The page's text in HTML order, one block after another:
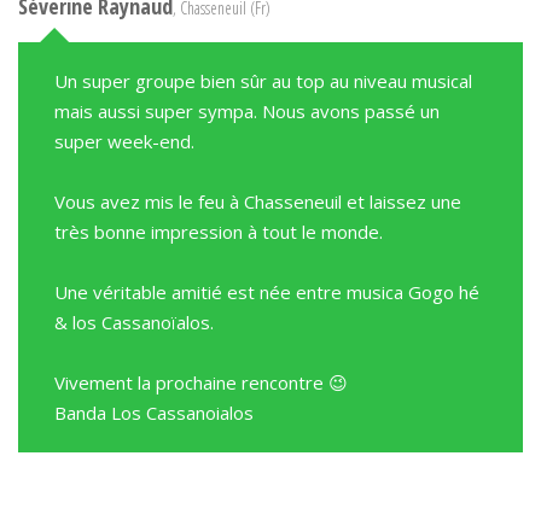
Séverine Raynaud, Chasseneuil (Fr)
Un super groupe bien sûr au top au niveau musical
mais aussi super sympa. Nous avons passé un
super week-end.
Vous avez mis le feu à Chasseneuil et laissez une
très bonne impression à tout le monde.
Une véritable amitié est née entre musica Gogo hé
& los Cassanoïalos.
Vivement la prochaine rencontre 😉
Banda Los Cassanoialos